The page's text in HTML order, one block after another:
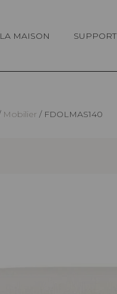
LA MAISON SUPPORT
Mobilier FDOLMAS140